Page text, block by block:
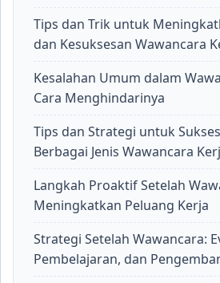
Tips dan Trik untuk
dan Kesuksesan Wawancara
Kesalahan Umum dalam
Cara Menghindarinya
Tips dan Strategi untuk
Berbagai Jenis Wawancara
Langkah Proaktif Setelah
Meningkatkan Peluang Kerja
Strategi Setelah Wawancara:
Pembelajaran, dan